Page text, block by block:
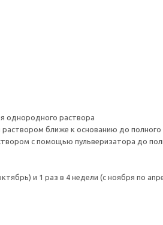
однородного раствора
ближе к основанию до полного
с помощью пульверизатора до
и 1 раз в 4 недели (с ноября по